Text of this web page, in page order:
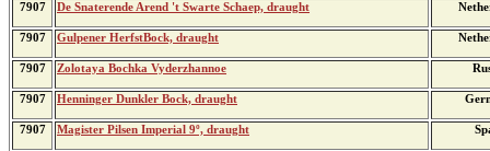
7907 De Snaterende Arend 't Swarte Schaep, draught
7907 Gulpener HerfstBock, draught
7907 Zolotaya Bochka Vyderzhannoe
7907 Henninger Dunkler Bock, draught
7907 Magister Pilsen Imperial 9º, draught